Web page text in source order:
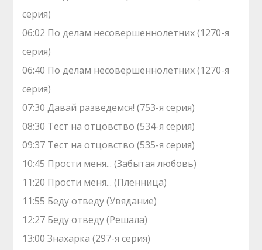
серия)
06:02 По делам несовершеннолетних (1270-я
серия)
06:40 По делам несовершеннолетних (1270-я
серия)
07:30 Давай рaзвeдемся! (753-я серия)
08:30 Теcт на oтцовство (534-я серия)
09:37 Теcт на oтцовство (535-я серия)
10:45 Прости меня... (Забытая любовь)
11:20 Прости меня... (Пленница)
11:55 Беду отведу (Увядание)
12:27 Беду отведу (Решала)
13:00 Знaхaрка (297-я серия)